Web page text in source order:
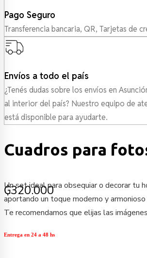
Pago Seguro
Transferencia bancaria, QR, Tarjetas de
Envíos a todo el país
¿Tenés dudas sobre los envíos en
al interior del país? Nuestro equipo de
está disponible para ayudarte.
Cuadros para
₲320.000
Un set ideal para obsequiar o decorar tu
aportando un toque moderno y armonioso
Te recomendamos que elijas las
Entrega en 24 a 48 hs